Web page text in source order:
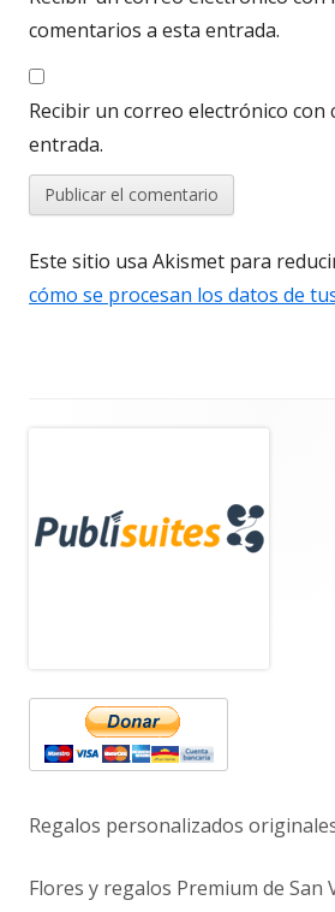
comentarios a esta entrada.
Recibir un correo electrónico con
entrada.
Este sitio usa Akismet para
cómo se procesan los datos de
lateral
principal
Regalos personalizados
Flores y regalos Premium de San